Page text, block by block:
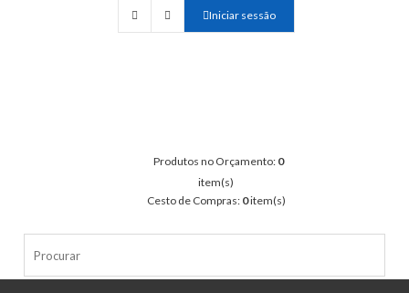
Iniciar sessão
Produtos no Orçamento: 0
item(s)
Cesto de Compras: 0item(s)